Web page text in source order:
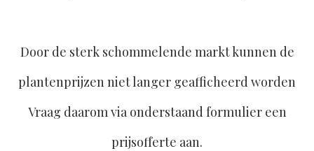
Door de sterk schommelende markt kunnen de
plantenprijzen niet langer geafficheerd worden
Vraag daarom via onderstaand formulier een
prijsofferte aan.